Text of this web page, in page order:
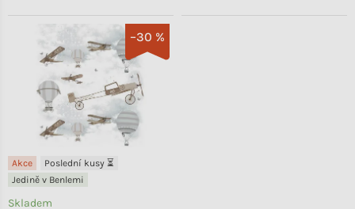
–30 %
Akce
Poslední kusy ⏳
Jedině v Benlemi
Skladem